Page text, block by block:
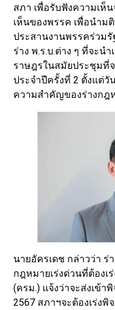
สภา เพื่อรับฟังความเห็
เห็นของพรรค เพื่อนำ
ประสานงานพรรคร่วมรั
ร่าง พ.ร.บ.ต่าง ๆ ที่จะน
ราษฎรในสมัยประชุมที่
ประจำปีครั้งที่ 2 ตั้งแต่วั
ความสำคัญของร่างกฎ
นายอัครเดช กล่าวว่า ร่
กฎหมายเร่งด่วนที่ต้อง
(ครม.) แจ้งว่าจะส่งเข้
2567 สภาฯจะต้องเร่ง